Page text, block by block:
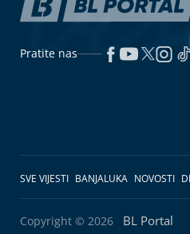
Pratite nas
SVE VIJESTI BANJALUKA NOVOSTI
Copyright © 2026 BL Portal